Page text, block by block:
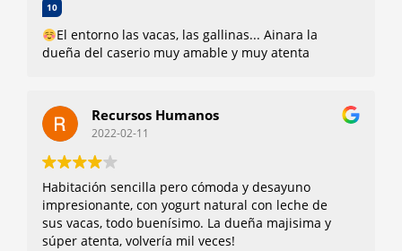
10
El entorno las vacas, las gallinas... Ainara la
dueña del caserio muy amable y muy atenta
Recursos Humanos
2022-02-11
Habitación sencilla pero cómoda y desayuno
impresionante, con yogurt natural con leche de
sus vacas, todo buenísimo. La dueña majisima y
súper atenta, volvería mil veces!